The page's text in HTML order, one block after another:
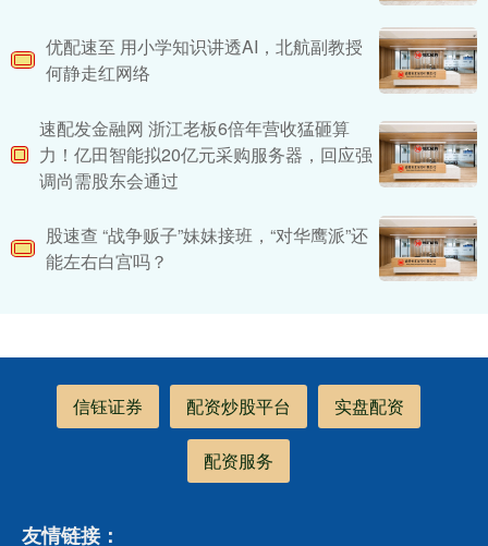
优配速至 用小学知识讲透AI，北航副教授
何静走红网络
速配发金融网 浙江老板6倍年营收猛砸算
力！亿田智能拟20亿元采购服务器，回应强
调尚需股东会通过
股速查 “战争贩子”妹妹接班，“对华鹰派”还
能左右白宫吗？
信钰证券 配资炒股平台 实盘配资
配资服务
友情链接：